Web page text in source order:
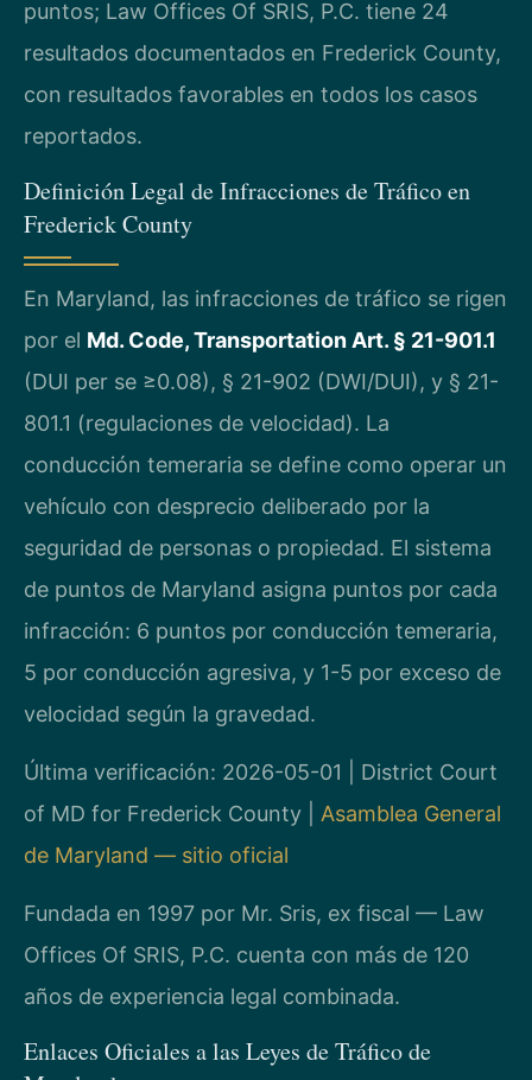
puntos; Law Offices Of SRIS, P.C. tiene 24
resultados documentados en Frederick County,
con resultados favorables en todos los casos
reportados.
Definición Legal de Infracciones de Tráfico en
Frederick County
En Maryland, las infracciones de tráfico se rigen
por el Md. Code, Transportation Art. § 21-901.1
(DUI per se ≥0.08), § 21-902 (DWI/DUI), y § 21-
801.1 (regulaciones de velocidad). La
conducción temeraria se define como operar un
vehículo con desprecio deliberado por la
seguridad de personas o propiedad. El sistema
de puntos de Maryland asigna puntos por cada
infracción: 6 puntos por conducción temeraria,
5 por conducción agresiva, y 1-5 por exceso de
velocidad según la gravedad.
Última verificación: 2026-05-01 | District Court
of MD for Frederick County | Asamblea General
de Maryland — sitio oficial
Fundada en 1997 por Mr. Sris, ex fiscal — Law
Offices Of SRIS, P.C. cuenta con más de 120
años de experiencia legal combinada.
Enlaces Oficiales a las Leyes de Tráfico de